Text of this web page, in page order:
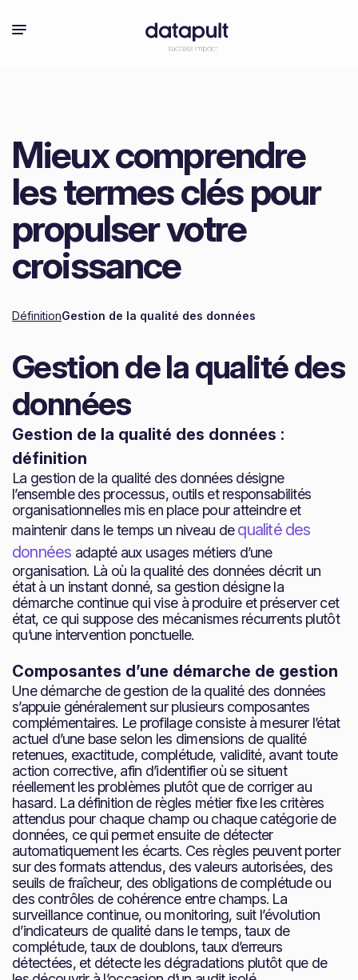
Mieux comprendre
les termes clés pour
propulser votre
croissance
DéfinitionGestion de la qualité des données
Gestion de la qualité des
données
Gestion de la qualité des données :
définition
La gestion de la qualité des données désigne
l’ensemble des processus, outils et responsabilités
organisationnelles mis en place pour atteindre et
maintenir dans le temps un niveau dequalité des
données adapté aux usages métiers d’une
organisation. Là où la qualité des données décrit un
état à un instant donné, sa gestion désigne la
démarche continue qui vise à produire et préserver cet
état, ce qui suppose des mécanismes récurrents plutôt
qu’une intervention ponctuelle.
Composantes d’une démarche de gestion
Une démarche de gestion de la qualité des données
s’appuie généralement sur plusieurs composantes
complémentaires. Le profilage consiste à mesurer l’état
actuel d’une base selon les dimensions de qualité
retenues, exactitude, complétude, validité, avant toute
action corrective, afin d’identifier où se situent
réellement les problèmes plutôt que de corriger au
hasard. La définition de règles métier fixe les critères
attendus pour chaque champ ou chaque catégorie de
données, ce qui permet ensuite de détecter
automatiquement les écarts. Ces règles peuvent porter
sur des formats attendus, des valeurs autorisées, des
seuils de fraîcheur, des obligations de complétude ou
des contrôles de cohérence entre champs. La
surveillance continue, ou monitoring, suit l’évolution
d’indicateurs de qualité dans le temps, taux de
complétude, taux de doublons, taux d’erreurs
détectées, et détecte les dégradations plutôt que de